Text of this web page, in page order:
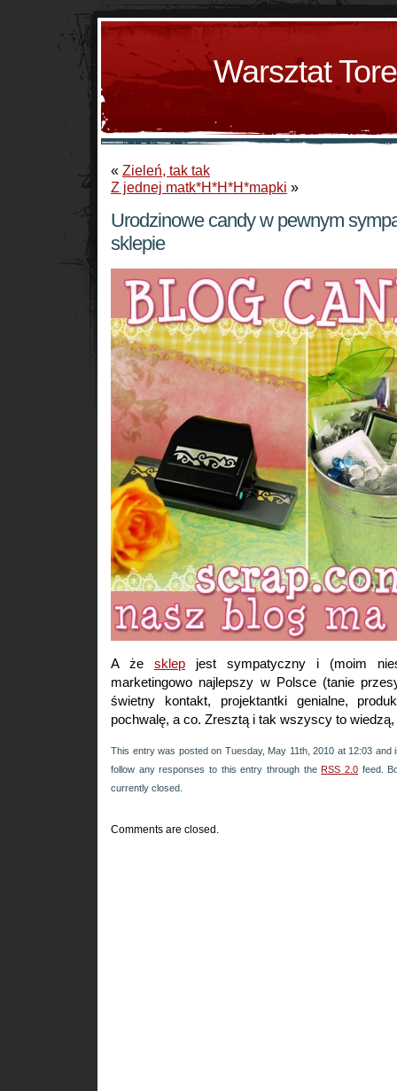
Warsztat
« Zieleń, tak tak
Z jednej matk*H*H*H*mapki »
Urodzinowe candy w pewnym
sklepie
A że sklep jest sympatyczny i (moim
marketingowo najlepszy w Polsce (tanie
świetny kontakt, projektantki genialne,
pochwalę, a co. Zresztą i tak wszyscy to
This entry was posted on Tuesday, May 11th, 2010 at 12:03 and
follow any responses to this entry through the RSS 2.0 feed.
currently closed.
Comments are closed.